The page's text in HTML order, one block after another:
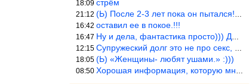
18:09 стрём
21:12 (Ь) После 2-3 лет пока он пытался! :))) Учитывая, что кошки 10-1
16:42 оставил ее в покое.!!!
16:47 Ну и дела, фантастика просто))) Даже и добавить то нечего…
12:15 Супружеский долг это не про секс, это про Жизнь на Земле. Супруж
18:05 (Ь) «Женщины- любят ушами.» :)))
08:50 Хорошая информация, которую многим стоило бы взять на вооружение